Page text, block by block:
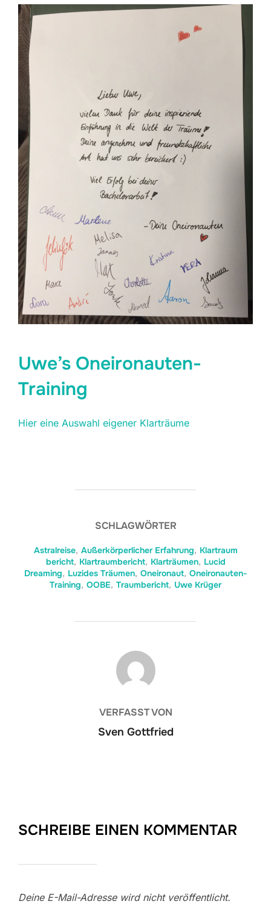
Uwe’s Oneironauten-
Training
Hier eine Auswahl eigener Klarträume
SCHLAGWÖRTER
Astralreise, Außerkörperlicher Erfahrung, Klartraum
bericht, Klartraumbericht, Klarträumen, Lucid
Dreaming, Luzides Träumen, Oneironaut, Oneironauten-
Training, OOBE, Traumbericht, Uwe Krüger
BEITRAGSAUTOR
VERFASST VON
Sven Gottfried
SCHREIBE EINEN KOMMENTAR
Deine E-Mail-Adresse wird nicht veröffentlicht.